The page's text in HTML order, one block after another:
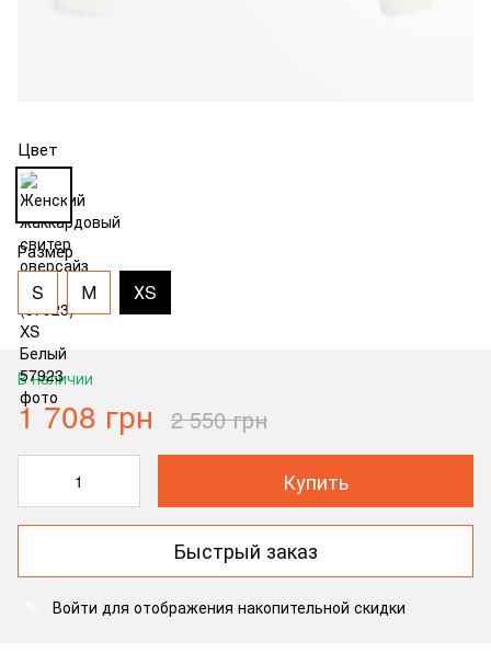
Цвет
Размер
S М ХS
В наличии
1 708 грн 2 550 грн
Купить
Быстрый заказ
Войти для отображения накопительной скидки